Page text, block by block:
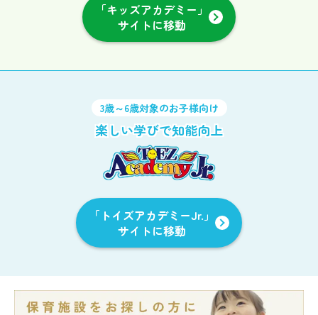
「キッズアカデミー」
サイトに移動
3歳～6歳対象のお子様向け
楽しい学びで知能向上
「トイズアカデミーJr.」
サイトに移動